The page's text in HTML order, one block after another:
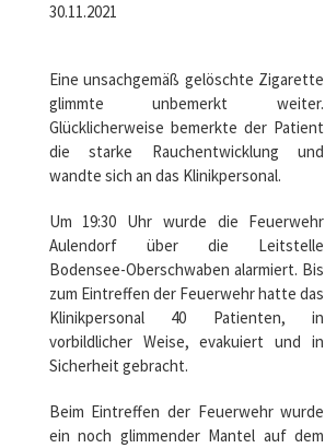
30.11.2021
Eine unsachgemäß gelöschte Zigarette
glimmte unbemerkt weiter.
Glücklicherweise bemerkte der Patient
die starke Rauchentwicklung und
wandte sich an das Klinikpersonal.
Um 19:30 Uhr wurde die Feuerwehr
Aulendorf über die Leitstelle
Bodensee-Oberschwaben alarmiert. Bis
zum Eintreffen der Feuerwehr hatte das
Klinikpersonal 40 Patienten, in
vorbildlicher Weise, evakuiert und in
Sicherheit gebracht.
Beim Eintreffen der Feuerwehr wurde
ein noch glimmender Mantel auf dem